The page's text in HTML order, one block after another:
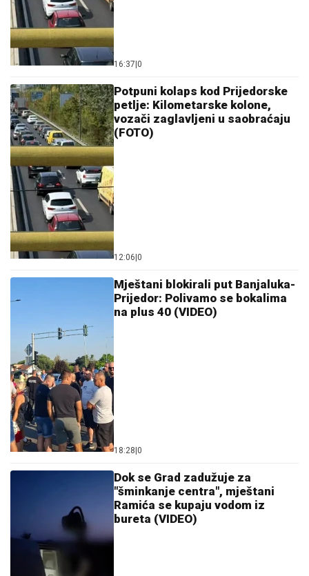
16:37 0
Potpuni kolaps kod Prijedorske
petlje: Kilometarske kolone,
vozači zaglavljeni u saobraćaju
(FOTO)
12:06 0
Mještani blokirali put Banjaluka-
Prijedor: Polivamo se bokalima
na plus 40 (VIDEO)
18:28 0
Dok se Grad zadužuje za
"šminkanje centra", mještani
Ramića se kupaju vodom iz
bureta (VIDEO)